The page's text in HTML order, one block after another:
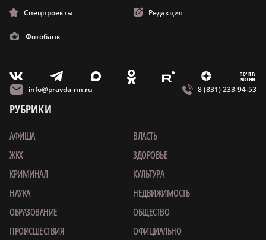
Спецпроекты Редакция
Фотобанк
V T X O E Z m
info@pravda-nn.ru 8 (831) 233-94-53
РУБРИКИ
АФИША
ВЛАСТЬ
ЖКХ
ЗДОРОВЬЕ
КРИМИНАЛ
КУЛЬТУРА
НАУКА
НЕДВИЖИМОСТЬ
ОБРАЗОВАНИЕ
ОБЩЕСТВО
ПРОИСШЕСТВИЯ
ОФИЦИАЛЬНО